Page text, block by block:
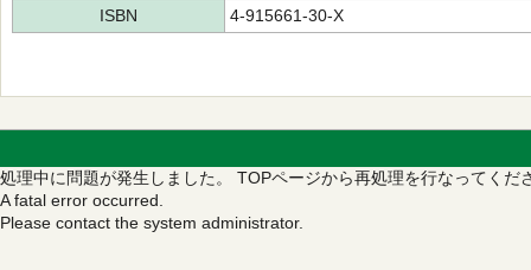
ISBN
4-915661-30-X
処理中に問題が発生しました。 TOPページから再処理を行なってくだ
A fatal error occurred.
Please contact the system administrator.